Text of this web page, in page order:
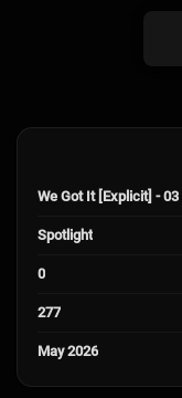
03 - We Got It [Explicit]
Spotlight
0
277
May 2026